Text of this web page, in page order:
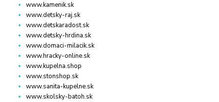
www.kamenik.sk
www.detsky-raj.sk
www.detskaradost.sk
www.detsky-hrdina.sk
www.domaci-milacik.sk
www.hracky-online.sk
www.kupelna.shop
www.stonshop.sk
www.sanita-kupelne.sk
www.skolsky-batoh.sk